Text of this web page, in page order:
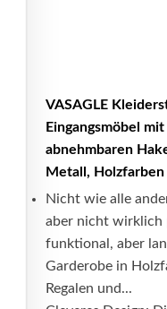
VASAGLE
Eingangsmöbel
abnehmbaren
Metall,
Nicht wie alle
aber nicht wirklich
funktional, aber
Garderobe in
Regalen und...